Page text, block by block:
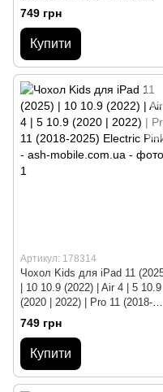
(2018-2025) Багато панд
749 грн
Купити
Артикул: 178314
Чохол Kids для iPad 11
| 10 10.9 (2022) | Air 4 | 5 10.9
(2020 | 2022) | Pro 11 (2018-
2025) Electric Pink
749 грн
Купити